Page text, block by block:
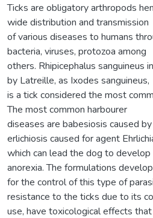
Ticks are obligatory arthropods
wide distribution and transmission
of various diseases to humans
bacteria, viruses, protozoa among
others. Rhipicephalus sanguineus
by Latreille, as Ixodes sanguineus,
is a tick considered the most
The most common harbourer
diseases are babesiosis caused
erlichiosis caused for agent
which can lead the dog to
anorexia. The formulations
for the control of this type of
resistance to the ticks due to its
use, have toxicological effects